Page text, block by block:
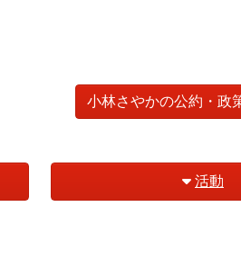
小林さやかの公約・政
活動